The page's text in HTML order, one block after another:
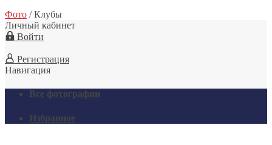
Фото /Клубы
Личный кабинет
Войти
Регистрация
Навигация
Все фотографии
Избранное